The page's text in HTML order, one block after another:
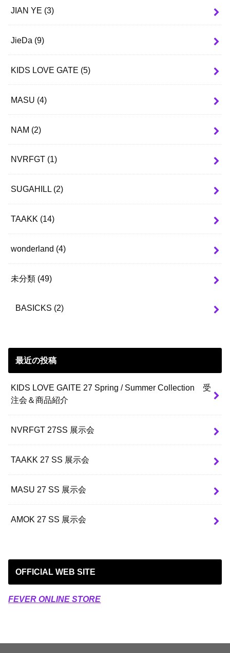
JIAN YE (3)
JieDa (9)
KIDS LOVE GATE (5)
MASU (4)
NAM (2)
NVRFGT (1)
SUGAHILL (2)
TAAKK (14)
wonderland (4)
未分類 (49)
BASICKS (2)
最近の投稿
KIDS LOVE GAITE 27 Spring / Summer Collection 受
注会＆商品紹介
NVRFGT 27SS 展示会
TAAKK 27 SS 展示会
MASU 27 SS 展示会
AMOK 27 SS 展示会
OFFICIAL WEB SITE
FEVER ONLINE STORE